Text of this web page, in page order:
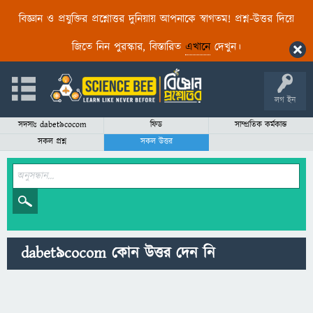
বিজ্ঞান ও প্রযুক্তির প্রশ্নোত্তর দুনিয়ায় আপনাকে স্বাগতম! প্রশ্ন-উত্তর দিয়ে
জিতে নিন পুরস্কার, বিস্তারিত এখানেদেখুন।
লগ ইন
সদস্যঃ dabet9cocom ফিড
সাম্প্রতিক কর্মকান্ড
সকল প্রশ্ন
সকল উত্তর
dabet9cocom কোন উত্তর দেন নি